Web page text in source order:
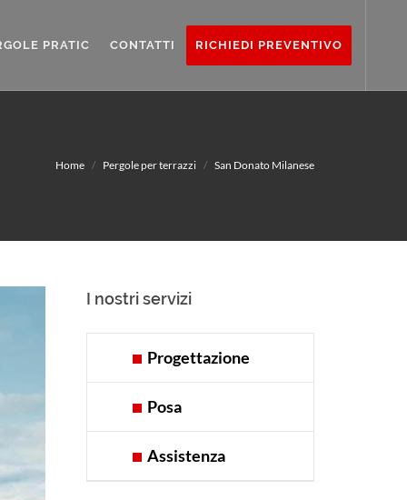
PRATIC CONTATTI RICHIEDI PREVENTIVO
Home Pergole per terrazzi San Donato Milanese
I nostri servizi
Progettazione
Posa
Assistenza